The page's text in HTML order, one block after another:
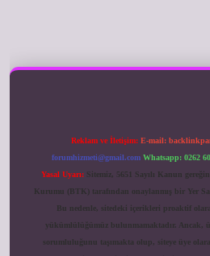
Reklam ve İletişim: E-mail:
forumhizmeti@gmail.com Whatsapp: 0262
Yasal Uyarı: Sitemiz, 5651 Sayılı Kanun
Kurumu (BTK) tarafından onaylanmış bir Yer
Bu nedenle, sitedeki içerikleri proaktif
yükümlülüğümüz bulunmamaktadır. Ancak,
sorumluluğunu taşımakta olup, siteye üye